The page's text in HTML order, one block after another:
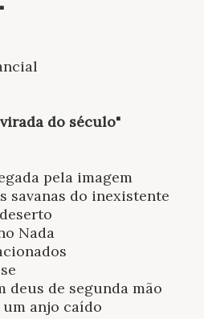
do século"
pela imagem
savanas do inexistente
Nada
deus de segunda mão
anjo caído